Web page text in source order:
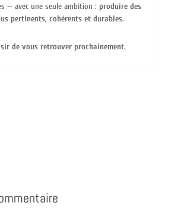
— avec une seule ambition : produire des
pertinents, cohérents et durables.
de vous retrouver prochainement.